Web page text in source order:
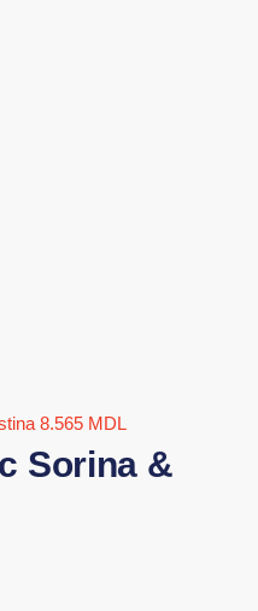
8.565 MDL
Sorina &